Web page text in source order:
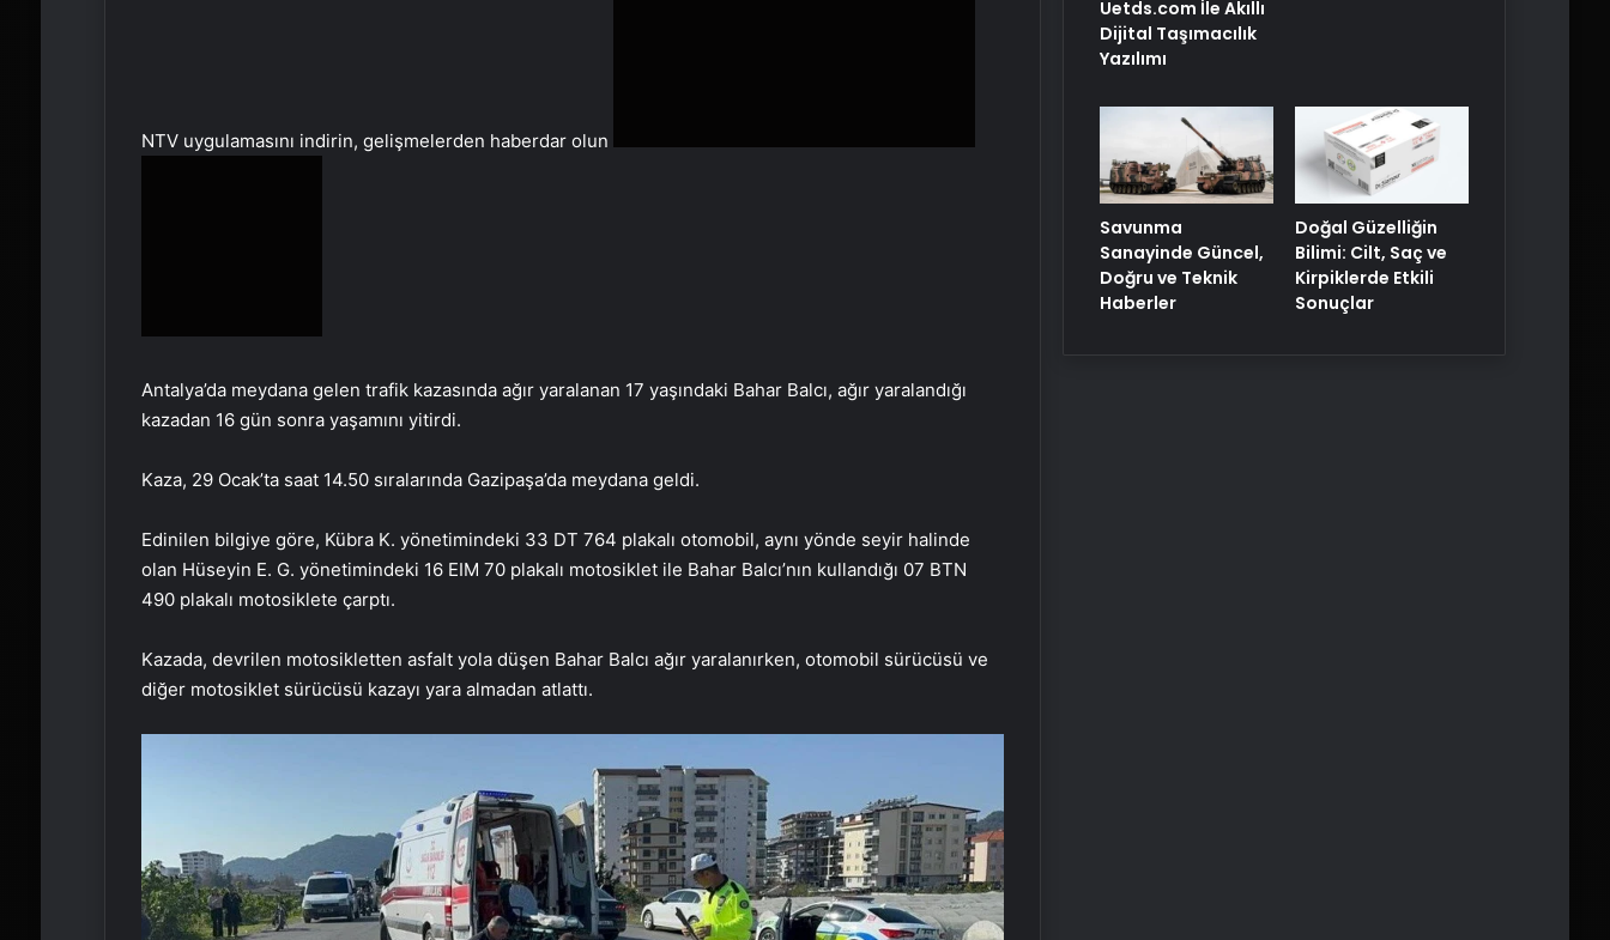
NTV uygulamasını indirin, gelişmelerden haberdar olun
Antalya’da meydana gelen trafik kazasında ağır yaralanan 17 yaşındaki Bahar Balcı, ağır yaralandığı
kazadan 16 gün sonra yaşamını yitirdi.
Kaza, 29 Ocak’ta saat 14.50 sıralarında Gazipaşa’da meydana geldi.
Edinilen bilgiye göre, Kübra K. yönetimindeki 33 DT 764 plakalı otomobil, aynı yönde seyir halinde
olan Hüseyin E. G. yönetimindeki 16 EIM 70 plakalı motosiklet ile Bahar Balcı’nın kullandığı 07 BTN
490 plakalı motosiklete çarptı.
Kazada, devrilen motosikletten asfalt yola düşen Bahar Balcı ağır yaralanırken, otomobil sürücüsü ve
diğer motosiklet sürücüsü kazayı yara almadan atlattı.
Uetds.com İle Akıllı
Dijital Taşımacılık
Yazılımı
Savunma
Sanayinde Güncel,
Doğru ve Teknik
Haberler
Doğal Güzelliğin
Bilimi: Cilt, Saç ve
Kirpiklerde Etkili
Sonuçlar